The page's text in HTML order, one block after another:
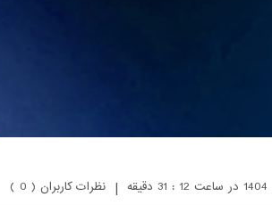
| نظرات کاربران ( 0 )